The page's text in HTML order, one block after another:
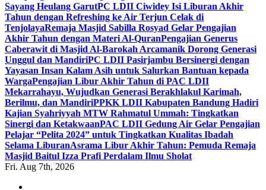
Sayang Heulang GarutPC LDII Ciwidey Isi Liburan Akhir
Tahun dengan Refreshing ke Air Terjun Celak di
TenjolayaRemaja Masjid Sabilla Rosyad Gelar Pengajian
Akhir Tahun dengan Materi Al-QuranPengajian Generus
Caberawit di Masjid Al-Barokah Arcamanik Dorong Generasi
Unggul dan MandiriPC LDII Pasirjambu Bersinergi dengan
Yayasan Insan Kalam Asih untuk Salurkan Bantuan kepada
WargaPengajian Libur Akhir Tahun di PAC LDII
Mekarrahayu, Wujudkan Generasi Berakhlakul Karimah,
Berilmu, dan MandiriPPKK LDII Kabupaten Bandung Hadiri
Kajian Syahriyyah MTW Rahmatul Ummah: Tingkatkan
Sinergi dan KetakwaanPAC LDII Gedung Air Gelar Pengajian
Pelajar “Pelita 2024” untuk Tingkatkan Kualitas Ibadah
Selama LiburanAsrama Libur Akhir Tahun: Pemuda Remaja
Masjid Baitul Izza Prafi Perdalam Ilmu Sholat
Fri. Aug 7th, 2026